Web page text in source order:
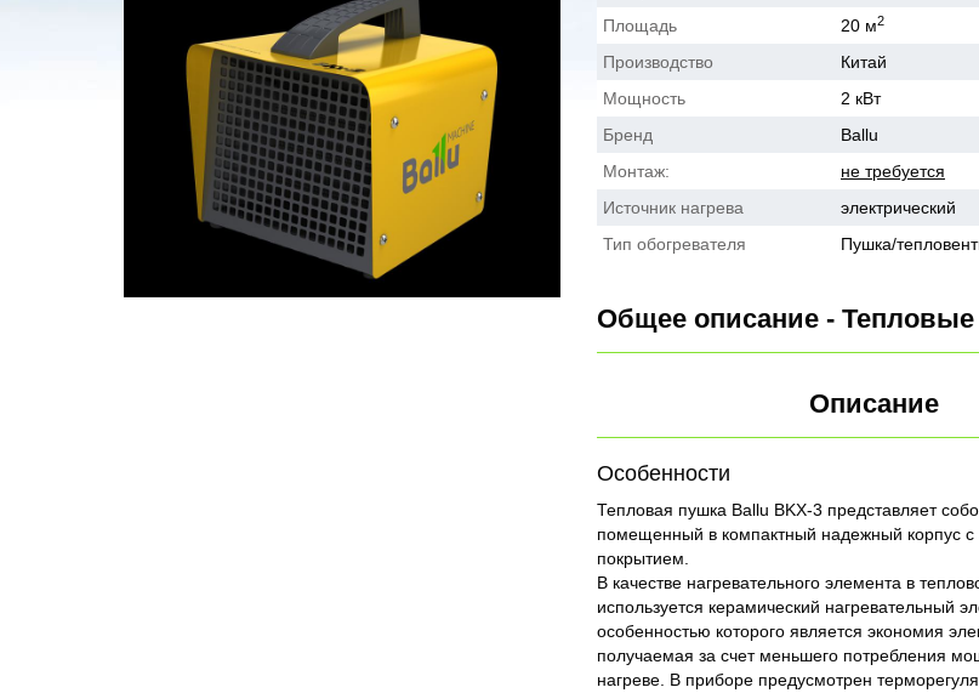
Площадь
20 м2
Производство
Китай
Мощность
2 кВт
Бренд
Ballu
Монтаж:
не требуется
Источник нагрева
электрический
Тип обогревателя
Пушка/
Общее описание -
Описание
Особенности
Тепловая пушка Ballu BKX-3 представляет
помещенный в компактный надежный корпус с
покрытием.
В качестве нагревательного элемента в
используется керамический нагревательный
особенностью которого является экономия
получаемая за счет меньшего потребления
нагреве. В приборе предусмотрен